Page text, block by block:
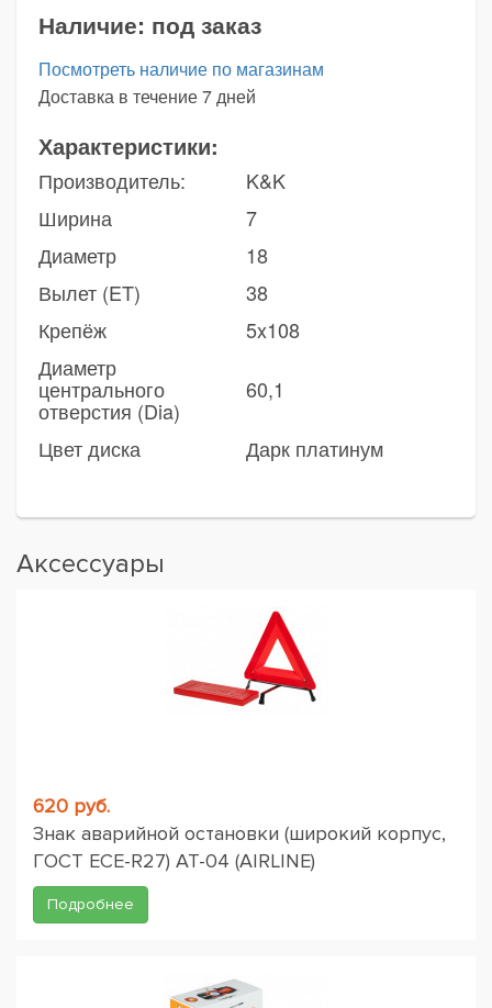
Наличие: под заказ
Посмотреть наличие по магазинам
Доставка в течение 7 дней
Характеристики:
Производитель:
K&K
Ширина
7
Диаметр
18
Вылет (ET)
38
Крепёж
5x108
Диаметр
центрального
отверстия (Dia)
60,1
Цвет диска Дарк платинум
Аксессуары
620 руб.
Знак аварийной остановки (широкий корпус,
ГОСТ ЕСЕ-R27) AT-04 (AIRLINE)
Подробнее